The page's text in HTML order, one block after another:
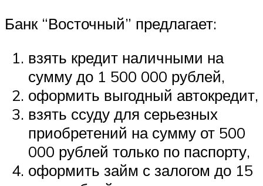
Банк “Восточный” предлагает:
взять кредит наличными на
сумму до 1 500 000 рублей,
оформить выгодный автокредит,
взять ссуду для серьезных
приобретений на сумму от 500
000 рублей только по паспорту,
оформить займ с залогом до 15